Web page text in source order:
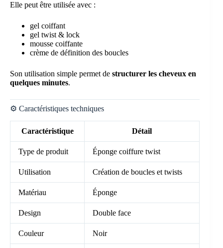
Elle peut être utilisée avec :
gel coiffant
gel twist & lock
mousse coiffante
crème de définition des boucles
Son utilisation simple permet de structurer les cheveux en
quelques minutes.
⚙️ Caractéristiques techniques
Caractéristique Détail
Type de produit Éponge coiffure twist
Utilisation Création de boucles et twists
Matériau Éponge
Design Double face
Couleur Noir